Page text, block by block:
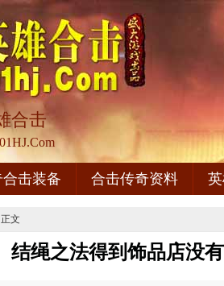
合击
击装备 合击传奇资料
文
结绳之法得到饰品店没